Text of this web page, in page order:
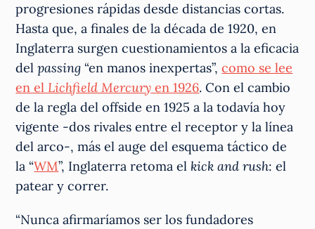
progresiones rápidas desde distancias cortas.
Hasta que, a finales de la década de 1920, en
Inglaterra surgen cuestionamientos a la eficacia
delpassing“en manos inexpertas”,como se lee
en elLichfield Mercury en 1926. Con el cambio
de la regla del offside en 1925 a la todavía hoy
vigente -dos rivales entre el receptor y la línea
del arco-, más el auge del esquema táctico de
la “WM”, Inglaterra retoma el kick and rush: el
patear y correr.
“Nunca afirmaríamos ser los fundadores